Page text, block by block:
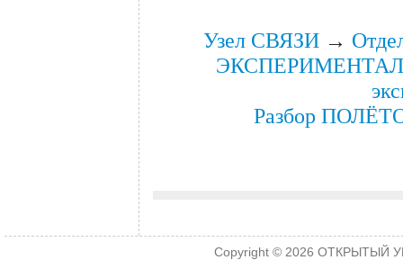
Узел СВЯЗИ→
Разбор
Copyright © 2026ОТКРЫТЫЙ